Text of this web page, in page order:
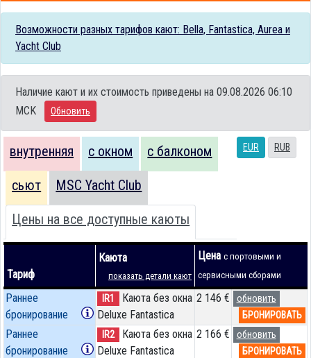
Возможности разных тарифов кают: Bella, Fantastica, Aurea и
Yacht Club
Наличие кают и их стоимость приведены на 09.08.2026 06:10
MCK
Обновить
EUR RUB
внутренняя с окном с балконом
сьют MSC Yacht Club
Цены на все доступные каюты
Тариф
Каюта
показать детали кают
Цена с портовыми и
сервисными сборами
Раннее
бронирование
IR1
Каюта без окна
Deluxe Fantastica
2 146 €
обновить
БРОНИРОВАТЬ
Раннее
бронирование
IR2
Каюта без окна
Deluxe Fantastica
2 166 €
обновить
БРОНИРОВАТЬ